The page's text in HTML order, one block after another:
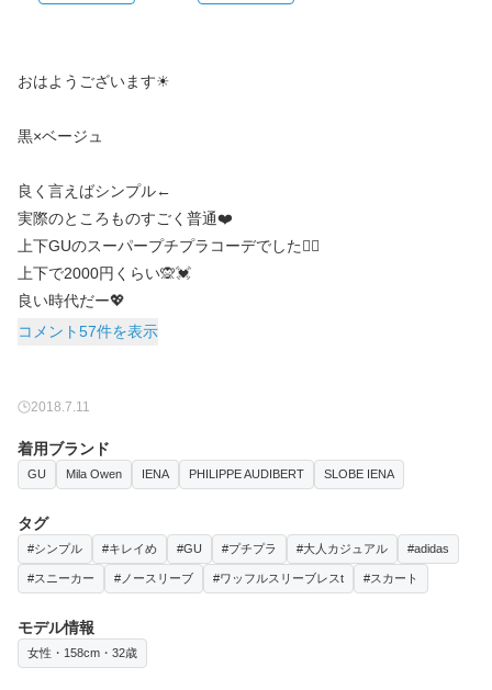
おはようございます☀
黒×ベージュ
良く言えばシンプル←
実際のところものすごく普通❤️
上下GUのスーパープチプラコーデでした🙋‍♂️
上下で2000円くらい🙊💓
コメント57件を表示
2018.7.11
着用ブランド
GU Mila Owen IENA PHILIPPE AUDIBERT SLOBE IENA
タグ
#シンプル #キレイめ #GU #プチプラ #大人カジュアル #adidas
#スニーカー #ノースリーブ #ワッフルスリーブレスt #スカート
モデル情報
女性・158cm・32歳